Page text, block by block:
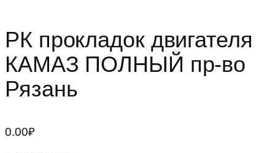
РК прокладок двигателя
КАМАЗ ПОЛНЫЙ пр-во
Рязань
0.00₽